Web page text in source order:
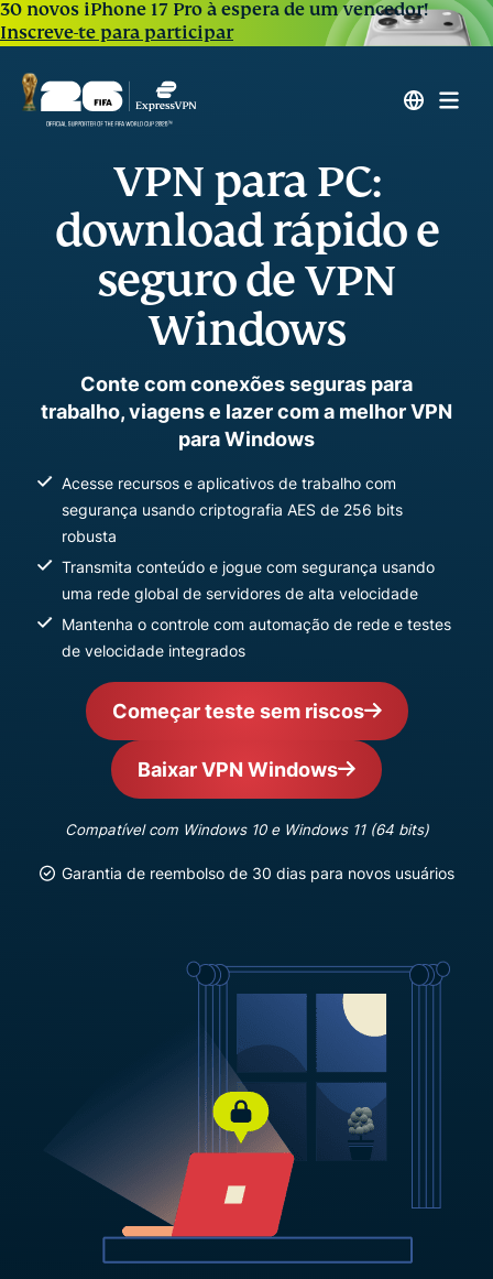
30 novos iPhone 17 Pro à espera de um vencedor!
Inscreve-te para participar
VPN para PC:
download rápido e
seguro de VPN
Windows
Conte com conexões seguras para
trabalho, viagens e lazer com a melhor VPN
para Windows
Acesse recursos e aplicativos de trabalho com
segurança usando criptografia AES de 256 bits
robusta
Transmita conteúdo e jogue com segurança usando
uma rede global de servidores de alta velocidade
Mantenha o controle com automação de rede e testes
de velocidade integrados
Começar teste sem riscos
Baixar VPN Windows
Compatível com Windows 10 e Windows 11 (64 bits)
Garantia de reembolso de 30 dias para novos usuários